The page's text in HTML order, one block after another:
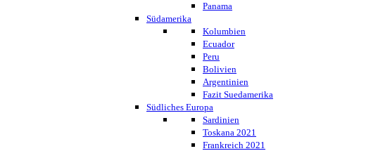
Panama
Südamerika
Kolumbien
Ecuador
Peru
Bolivien
Argentinien
Fazit Suedamerika
Südliches Europa
Sardinien
Toskana 2021
Frankreich 2021